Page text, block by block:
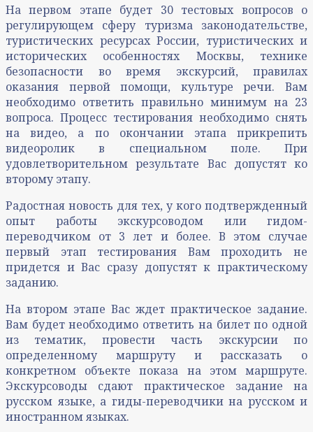
На первом этапе будет 30 тестовых вопросов о
регулирующем сферу туризма законодательстве,
туристических ресурсах России, туристических и
исторических особенностях Москвы, технике
безопасности во время экскурсий, правилах
оказания первой помощи, культуре речи. Вам
необходимо ответить правильно минимум на 23
вопроса. Процесс тестирования необходимо снять
на видео, а по окончании этапа прикрепить
видеоролик в специальном поле. При
удовлетворительном результате Вас допустят ко
второму этапу.
Радостная новость для тех, у кого подтвержденный
опыт работы экскурсоводом или гидом-
переводчиком от 3 лет и более. В этом случае
первый этап тестирования Вам проходить не
придется и Вас сразу допустят к практическому
заданию.
На втором этапе Вас ждет практическое задание.
Вам будет необходимо ответить на билет по одной
из тематик, провести часть экскурсии по
определенному маршруту и рассказать о
конкретном объекте показа на этом маршруте.
Экскурсоводы сдают практическое задание на
русском языке, а гиды-переводчики на русском и
иностранном языках.